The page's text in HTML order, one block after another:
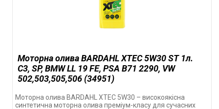
Моторна олива BARDAHL XTEC 5W30 ST 1л.
C3, SP, BMW LL 19 FE, PSA B71 2290, VW
502,503,505,506 (34951)
Моторна олива BARDAHL XTEC 5W30 – високоякісна
синтетична моторна олива преміум-класу для сучасних